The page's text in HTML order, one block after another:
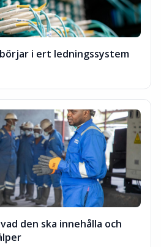
i ert ledningssystem
den ska innehålla och